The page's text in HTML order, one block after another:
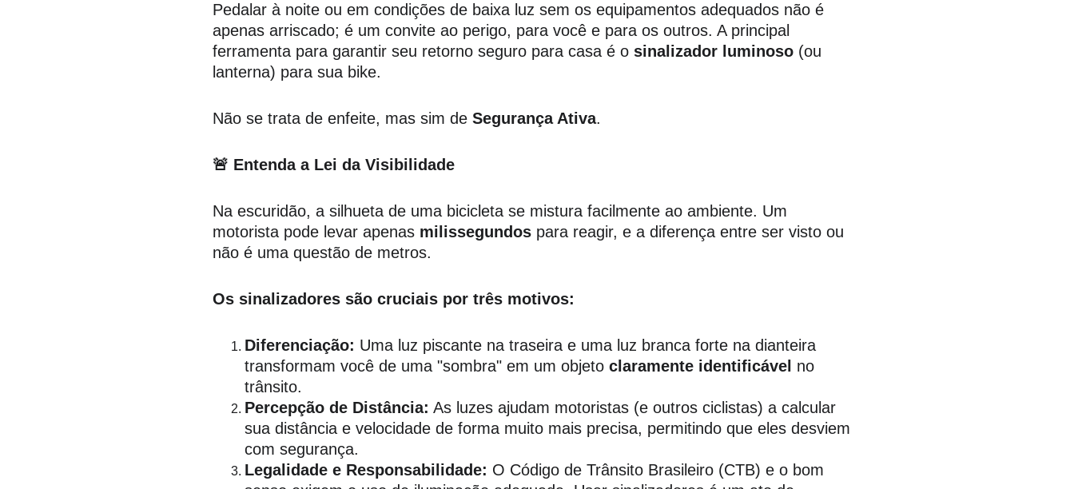
Pedalar à noite ou em condições de baixa luz sem os equipamentos adequados não é
apenas arriscado; é um convite ao perigo, para você e para os outros. A principal
ferramenta para garantir seu retorno seguro para casa é o sinalizador luminoso (ou
lanterna) para sua bike.
Não se trata de enfeite, mas sim de Segurança Ativa.
🚨 Entenda a Lei da Visibilidade
Na escuridão, a silhueta de uma bicicleta se mistura facilmente ao ambiente. Um
motorista pode levar apenas milissegundos para reagir, e a diferença entre ser visto ou
não é uma questão de metros.
Os sinalizadores são cruciais por três motivos:
Diferenciação: Uma luz piscante na traseira e uma luz branca forte na dianteira
transformam você de uma "sombra" em um objeto claramente identificável no
trânsito.
Percepção de Distância: As luzes ajudam motoristas (e outros ciclistas) a calcular
sua distância e velocidade de forma muito mais precisa, permitindo que eles desviem
com segurança.
Legalidade e Responsabilidade: O Código de Trânsito Brasileiro (CTB) e o bom